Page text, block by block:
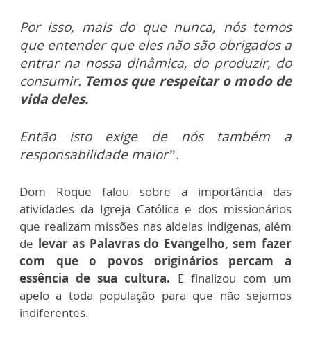
Por isso, mais do que nunca, nós temos
que entender que eles não são obrigados a
entrar na nossa dinâmica, do produzir, do
consumir. Temos que respeitar o modo de
vida deles.
Então isto exige de nós também a
responsabilidade maior”.
Dom Roque falou sobre a importância das
atividades da Igreja Católica e dos missionários
que realizam missões nas aldeias indígenas, além
de levar as Palavras do Evangelho, sem fazer
com que o povos originários percam a
essência de sua cultura. E finalizou com um
apelo a toda população para que não sejamos
indiferentes.